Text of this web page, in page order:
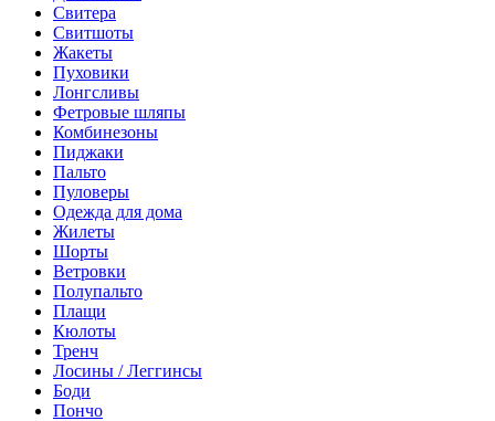
Свитера
Свитшоты
Жакеты
Пуховики
Лонгсливы
Фетровые шляпы
Комбинезоны
Пиджаки
Пальто
Пуловеры
Одежда для дома
Жилеты
Шорты
Ветровки
Полупальто
Плащи
Кюлоты
Тренч
Лосины / Леггинсы
Боди
Пончо